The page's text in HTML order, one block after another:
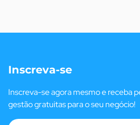
Inscreva-se
Inscreva-se agora mesmo e receba
gestão gratuitas para o seu negócio!